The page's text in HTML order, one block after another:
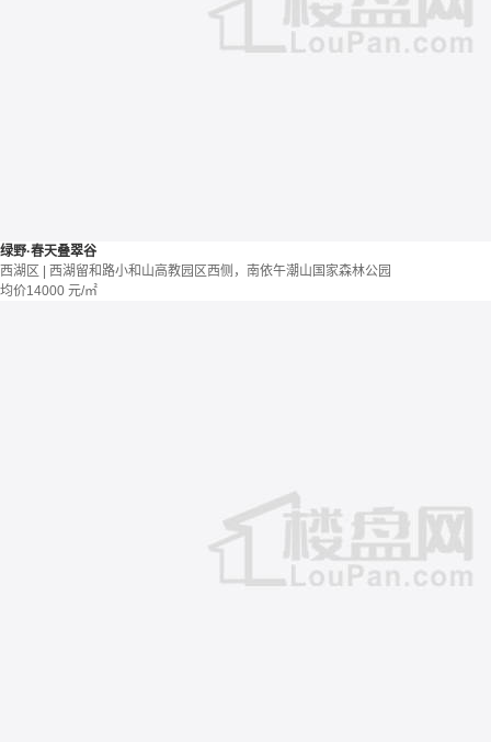
绿野·春天叠翠谷
西湖区 | 西湖留和路小和山高教园区西侧，南依午潮山国家森林公园
均价14000 元/㎡